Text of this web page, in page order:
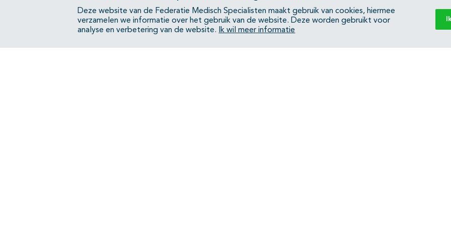
Deze website van de Federatie Medisch Specialisten maakt gebruik van cookies, hiermee
verzamelen we informatie over het gebruik van de website. Deze worden gebruikt voor
analyse en verbetering van de website.
Ik wil meer informatie